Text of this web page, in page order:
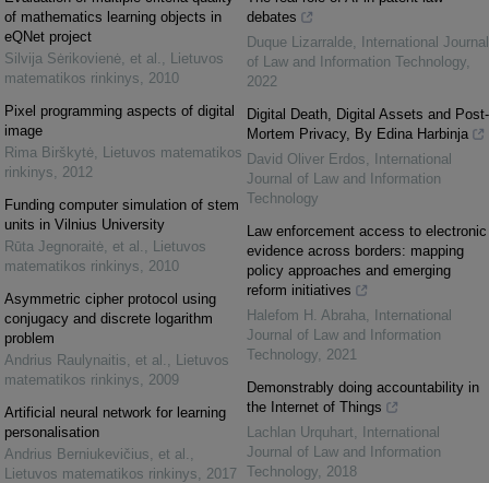
of mathematics learning objects in
eQNet project
Silvija Sėrikovienė, et al. , Lietuvos
matematikos rinkinys, 2010
Pixel programming aspects of digital
image
Rima Birškytė, Lietuvos matematikos
rinkinys, 2012
Funding computer simulation of stem
units in Vilnius University
Rūta Jegnoraitė, et al. , Lietuvos
matematikos rinkinys, 2010
Asymmetric cipher protocol using
conjugacy and discrete logarithm
problem
Andrius Raulynaitis, et al. , Lietuvos
matematikos rinkinys, 2009
Artificial neural network for learning
personalisation
Andrius Berniukevičius, et al. ,
Lietuvos matematikos rinkinys, 2017
debates
Duque Lizarralde,
International Journal
of Law and Information Technology,
2022
Digital Death, Digital Assets and Post-
Mortem Privacy, By Edina Harbinja
David Oliver Erdos,
International
Journal of Law and Information
Technology
Law enforcement access to electronic
evidence across borders: mapping
policy approaches and emerging
reform initiatives
Halefom H. Abraha,
International
Journal of Law and Information
Technology, 2021
Demonstrably doing accountability in
the Internet of Things
Lachlan Urquhart,
International
Journal of Law and Information
Technology, 2018